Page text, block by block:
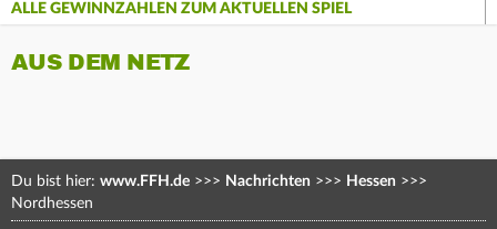
ALLE GEWINNZAHLEN ZUM AKTUELLEN SPIEL
AUS DEM NETZ
Du bist hier: www.FFH.de >>> Nachrichten >>> Hessen >>>
Nordhessen